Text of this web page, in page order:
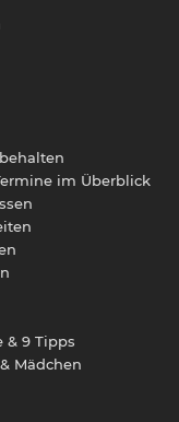
im Überblick
& 9 Tipps
Mädchen